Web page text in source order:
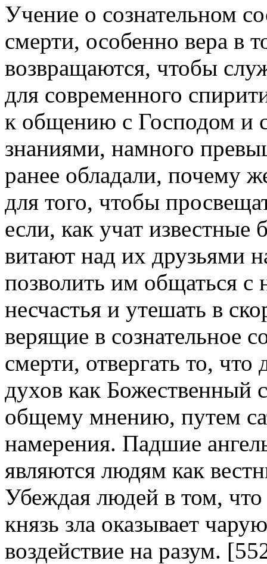
Учение о сознательном
смерти, особенно вера в
возвращаются, чтобы
для современного
к общению с Господом и
знаниями, намного
ранее обладали, почему
для того, чтобы
если, как учат
витают над их друзьями
позволить им общаться с
несчастья и утешать в
верящие в сознательное
смерти, отвергать то,
духов как Божественный
общему мнению, путем
намерения. Падшие
являются людям как
Убеждая людей в том,
князь зла оказывает
воздействие на разум.